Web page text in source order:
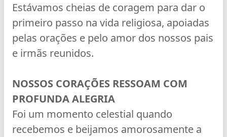
Estávamos cheias de coragem para dar o
primeiro passo na vida religiosa, apoiadas
pelas orações e pelo amor dos nossos pais
e irmãs reunidos.
NOSSOS CORAÇÕES RESSOAM COM
PROFUNDA ALEGRIA
Foi um momento celestial quando
recebemos e beijamos amorosamente a